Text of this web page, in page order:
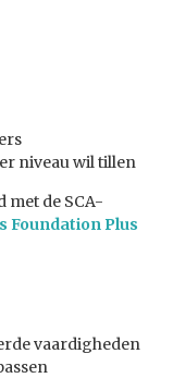
niveau wil tillen
de SCA-
Foundation Plus
vaardigheden